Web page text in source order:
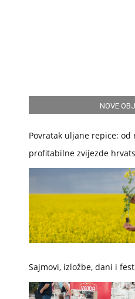
NOVE
Povratak uljane repice: od
profitabilne zvijezde
Sajmovi, izložbe, dani i